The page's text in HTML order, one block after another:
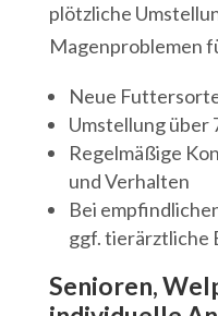
plötzliche
Magenproblemen
Neue
Umstellung über
Regelmäßige
und Verhalten
Bei
ggf. tierärztliche
Senioren,